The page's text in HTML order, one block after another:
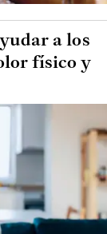
a los
físico y